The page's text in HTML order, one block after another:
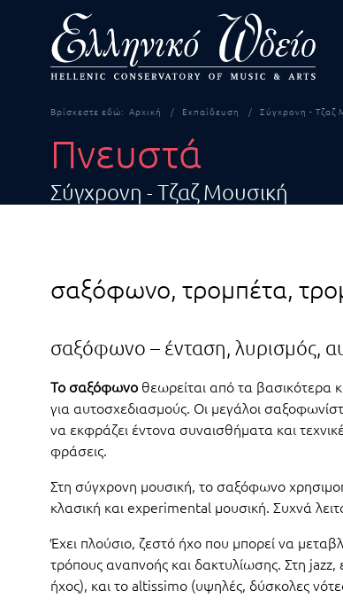
Βρίσκεστε εδώ: Αρχική Εκπαίδευση Σύγχρονη - Τζαζ
Πνευστά
Σύγχρονη - Τζαζ Μουσική
σαξόφωνο, τρομπέτα,
σαξόφωνο – ένταση, λυρισμός,
Το σαξόφωνο θεωρείται από τα βασικότερα
για αυτοσχεδιασμούς. Οι μεγάλοι
να εκφράζει έντονα συναισθήματα και
φράσεις.
Στη σύγχρονη μουσική, το σαξόφωνο
κλασική και experimental μουσική. Συχνά
Έχει πλούσιο, ζεστό ήχο που μπορεί να
τρόπους αναπνοής και δακτυλίωσης. Στη
ήχος), και το altissimo (υψηλές, δύσκολες